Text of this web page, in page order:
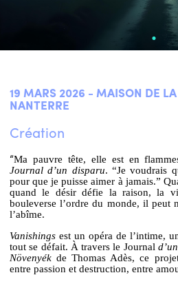
19 MARS 2026 - MAISON DE
NANTERRE
Création
“Ma pauvre tête, elle est en
Journal d’un disparu. “Je voudrais
pour que je puisse aimer à jamais.”
quand le désir défie la raison, la
bouleverse l’ordre du monde, il peut
l’abîme.
Vanishings est un opéra de l’intime,
tout se défait. À travers le Journal
Növenyék de Thomas Adès, ce
entre passion et destruction, entre